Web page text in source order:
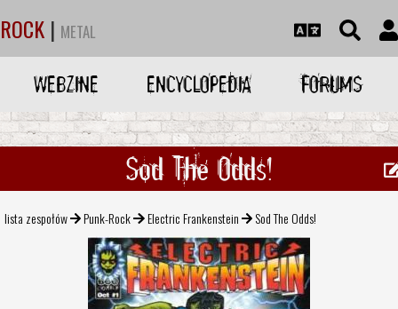
ROCK | METAL
WEBZINE ENCYCLOPEDIA FORUMS
Sod The Odds!
lista zespołów Punk-Rock Electric Frankenstein Sod The Odds!